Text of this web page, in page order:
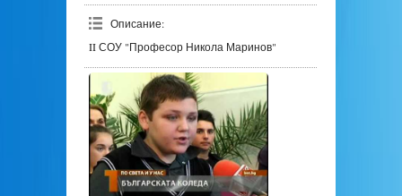
Описание:
II СОУ "Професор Никола Маринов"